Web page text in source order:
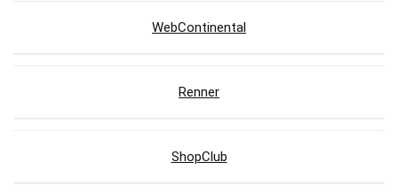
WebContinental
Renner
ShopClub